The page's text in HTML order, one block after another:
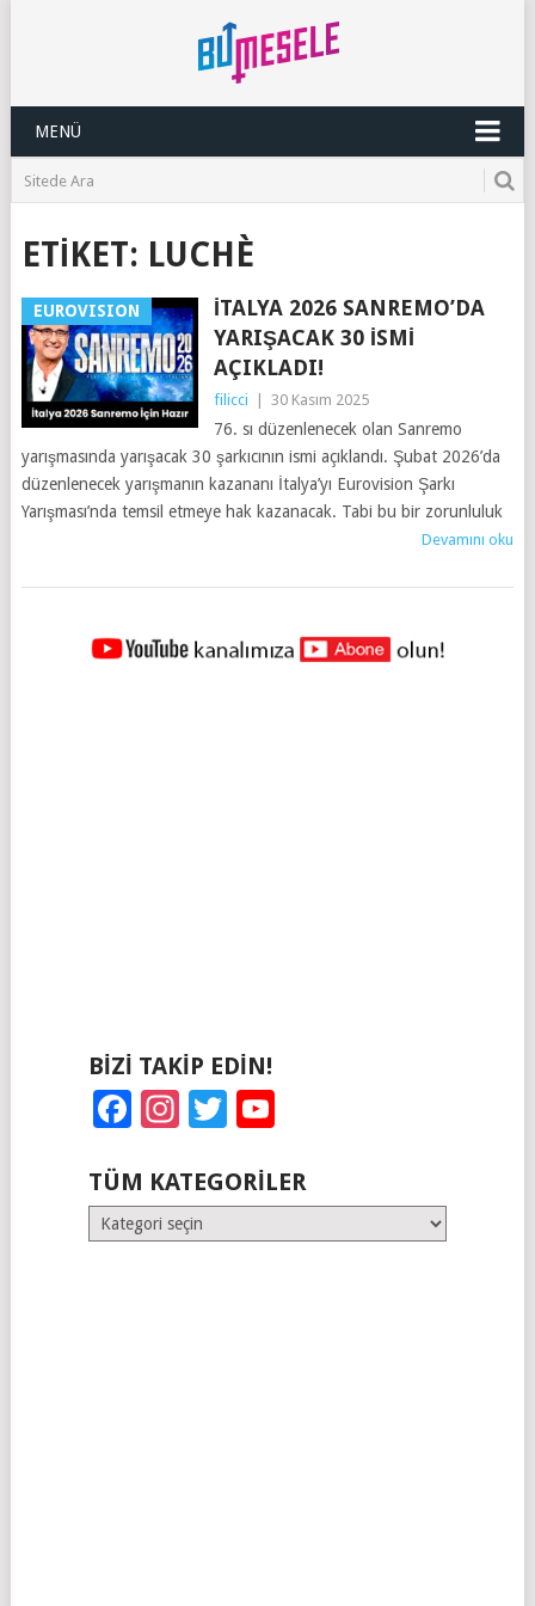
MENÜ
ETIKET: LUCHÈ
EUROVISION
İTALYA 2026 SANREMO’DA
YARIŞACAK 30 İSMI
AÇIKLADI!
filicci 30 Kasım 2025
76. sı düzenlenecek olan Sanremo
yarışmasında yarışacak 30 şarkıcının ismi açıklandı. Şubat 2026’da
düzenlenecek yarışmanın kazananı İtalya’yı Eurovision Şarkı
Yarışması’nda temsil etmeye hak kazanacak. Tabi bu bir zorunluluk
Devamını oku
YAZILAR
BIZI TAKIP EDIN!
Facebook
Instagram
Twitter
TÜM KATEGORILER
Tüm
Kategoriler